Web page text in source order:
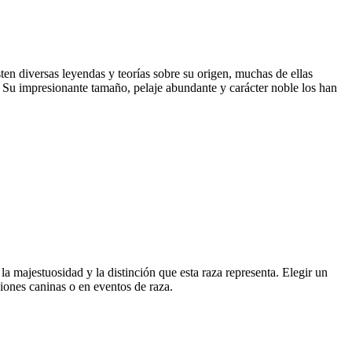
diversas leyendas y teorías sobre su origen, muchas de ellas
impresionante tamaño, pelaje abundante y carácter noble los han
majestuosidad y la distinción que esta raza representa. Elegir un
caninas o en eventos de raza.